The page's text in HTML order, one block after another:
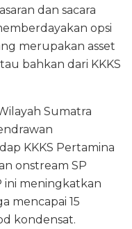
dan sacara
opsi
merupakan asset
bahkan dari KKKS
Sumatra
KKKS Pertamina
onstream SP
ini meningkatkan
mencapai 15
kondensat.